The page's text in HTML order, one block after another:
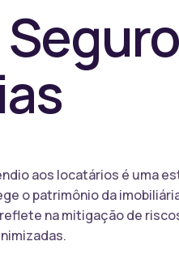
aos locatários é uma
o patrimônio da
na mitigação de